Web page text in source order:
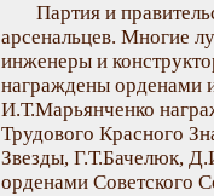
Партия и
арсенальцев. Многие
инженеры и
награждены орденами
И.Т.Марьянченко
Трудового Красного
Звезды, Г.Т.Бачелюк,
орденами Советского